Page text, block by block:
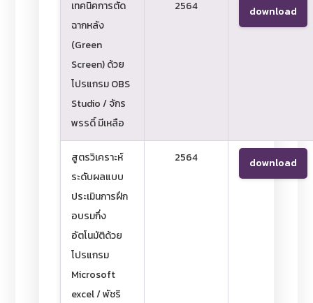
เทคนิคการตัด
ฉากหลัง
(Green
Screen) ด้วย
โปรแกรม OBS
Studio / จักร
พรรดิ์ มีเหลือ
2564 download
สูตรวิเคราะห์
ระดับผลแบบ
ประเมินการฝึก
อบรมกึ่ง
อัตโนมัติด้วย
โปรแกรม
Microsoft
excel / พัชริ
2564 download